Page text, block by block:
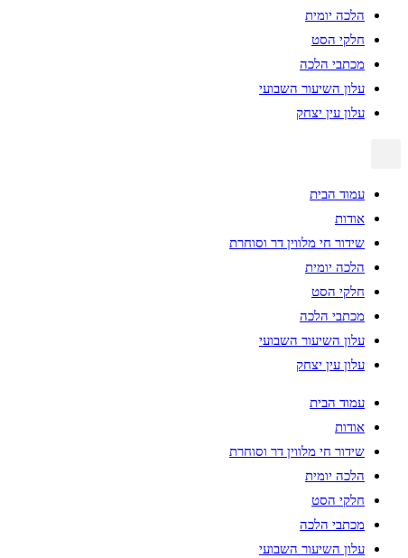
הלכה יומית
חלקי הסט
מכתבי הלכה
עלון השיעור השבועי
עלון עין יצחק
עמוד הבית
אודות
שידור חי מלווין דר וסוחרת
הלכה יומית
חלקי הסט
מכתבי הלכה
עלון השיעור השבועי
עלון עין יצחק
עמוד הבית
אודות
שידור חי מלווין דר וסוחרת
הלכה יומית
חלקי הסט
מכתבי הלכה
עלון השיעור השבועי